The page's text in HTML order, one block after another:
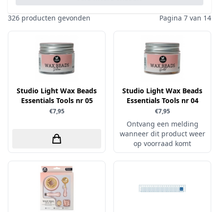
Parels
Ponsen
Prills
Rub-On
Sparkles
Speciaalpapier
Stencil
Stitch & Do
Te Gekke Krijtjes
Trowback
Dini Disign
Disney
Dotty Design
Dress My Craft
Dutch Doobadoo
Elizabeth craft designs
Fairybells
Florence
Gemini
Graphic 45
Inktpad
Kraaltjes
Linnenkarton - basis
Mixed media
Oplegkaartjes
Pakketten
pasta
penselen
rijstpapier
326 producten gevonden Pagina 7 van 14
Studio Light Wax Beads
Essentials Tools nr 05
€7,95
Studio Light Wax Beads
Essentials Tools nr 04
€7,95
Ontvang een melding
wanneer dit product weer
op voorraad komt